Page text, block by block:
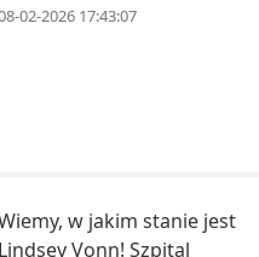
02-2026 17:43:07
w jakim stanie jest
Lindsey Vonn! Szpital